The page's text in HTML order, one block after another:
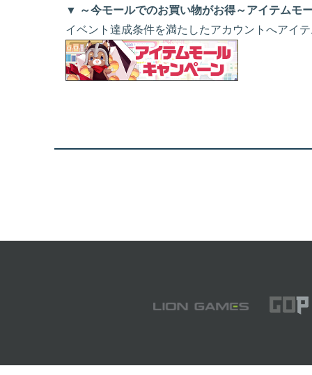
▼ ～今モールでのお買い物がお得～アイテムモ
イベント達成条件を満たしたアカウントへアイ